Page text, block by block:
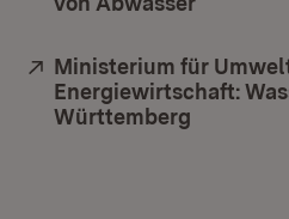
Extern:
Ministerium für
Energiewirtschaft:
Württemberg